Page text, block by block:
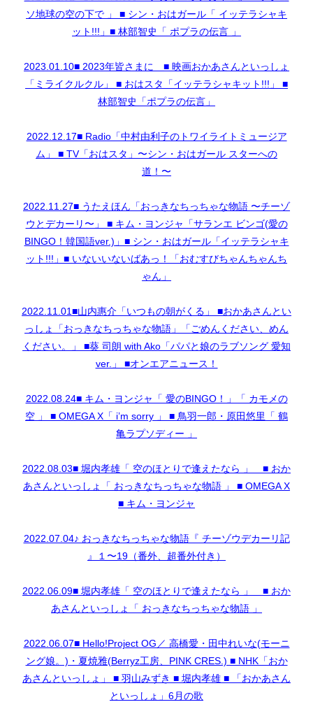
ソ地球の空の下で 」 ■ シン・おはガール「 イッテラシャキ
ット!!!」■ 林部智史「 ポプラの伝言 」
2023.01.10■ 2023年皆さまに ■ 映画おかあさんといっしょ
「ミライクルクル」 ■ おはスタ「イッテラシャキット!!!」 ■
林部智史「ポプラの伝言」
2022.12.17■ Radio「中村由利子のトワイライトミュージア
ム」 ■ TV「おはスタ」〜シン・おはガール スターへの
道！〜
2022.11.27■ うたえほん「おっきなちっちゃな物語 〜チーゾ
ウとデカーリ〜」 ■ キム・ヨンジャ「サランエ ビンゴ(愛の
BINGO！韓国語ver.)」■ シン・おはガール「イッテラシャキ
ット!!!」■ いないいないばあっ！「おむすびちゃんちゃんち
ゃん」
2022.11.01■山内惠介「いつもの朝がくる」 ■おかあさんとい
っしょ「おっきなちっちゃな物語」「ごめんください、めん
ください。」 ■葵 司朗 with Ako「パパと娘のラブソング 愛知
ver.」 ■オンエアニュース！
2022.08.24■ キム・ヨンジャ「 愛のBINGO！」「 カモメの
空 」 ■ OMEGA X「 i’m sorry 」 ■ 鳥羽一郎・原田悠里「 鶴
亀ラプソディー 」
2022.08.03■ 堀内孝雄「 空のほとりで逢えたなら 」 ■ おか
あさんといっしょ「 おっきなちっちゃな物語 」 ■ OMEGA X
■ キム・ヨンジャ
2022.07.04♪ おっきなちっちゃな物語『 チーゾウデカーリ記
』１〜19（番外、超番外付き）
2022.06.09■ 堀内孝雄「 空のほとりで逢えたなら 」 ■ おか
あさんといっしょ「 おっきなちっちゃな物語 」
2022.06.07■ Hello!Project OG／ 高橋愛・田中れいな(モーニ
ング娘。)・夏焼雅(Berryz工房、PINK CRES.) ■ NHK「おか
あさんといっしょ」 ■ 羽山みずき ■ 堀内孝雄 ■ 「おかあさん
といっしょ」6月の歌